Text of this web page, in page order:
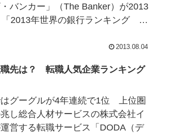
バンカー」（The Banker）が2013
「2013年世界の銀行ランキング ト
2013.08.04
先は？ 転職人気企業ランキング
グーグルが4年連続で1位 上位圏
し総合人材サービスの株式会社イ
営する転職サービス「DODA（デ